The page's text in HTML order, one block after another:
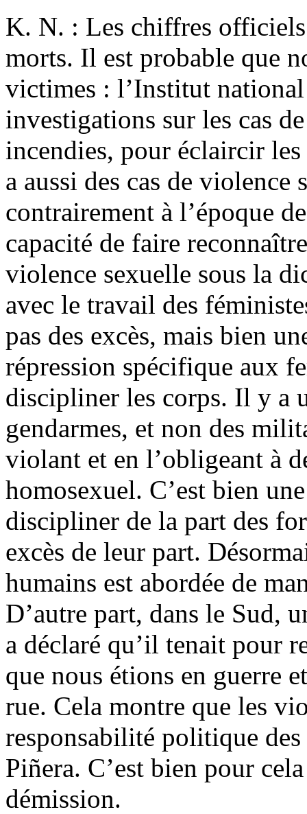
K. N. : Les chiffres
morts. Il est probable que
victimes : l’Institut
investigations sur les cas
incendies, pour éclaircir
a aussi des cas de
contrairement à l’époque
capacité de faire
violence sexuelle sous la
avec le travail des
pas des excès, mais bien
répression spécifique aux
discipliner les corps. Il y a
gendarmes, et non des
violant et en l’obligeant à
homosexuel. C’est bien
discipliner de la part des
excès de leur part.
humains est abordée de
D’autre part, dans le Sud,
a déclaré qu’il tenait pour
que nous étions en guerre
rue. Cela montre que les
responsabilité politique
Piñera. C’est bien pour
démission.